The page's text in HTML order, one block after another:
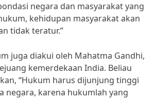
negara dan masyarakat yang
kehidupan masyarakat akan
tidak teratur.”
juga diakui oleh Mahatma Gandhi,
kemerdekaan India. Beliau
“Hukum harus dijunjung tinggi
negara, karena hukumlah yang